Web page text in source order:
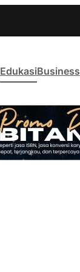
EdukasiBusiness